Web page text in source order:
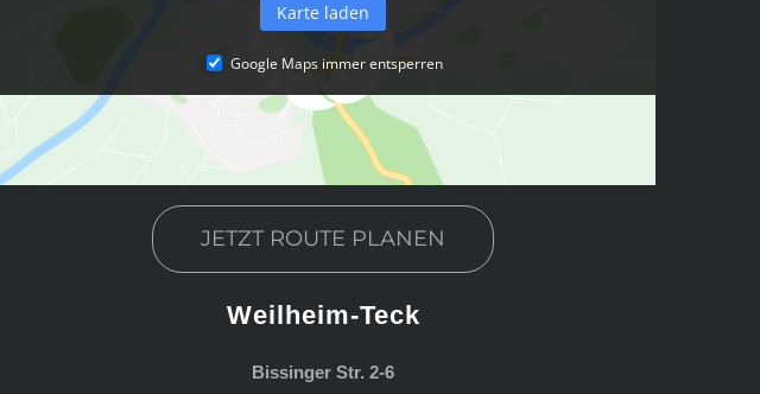
Karte laden
Google Maps immer entsperren
JETZT ROUTE PLANEN
Weilheim-Teck
Bissinger Str. 2-6